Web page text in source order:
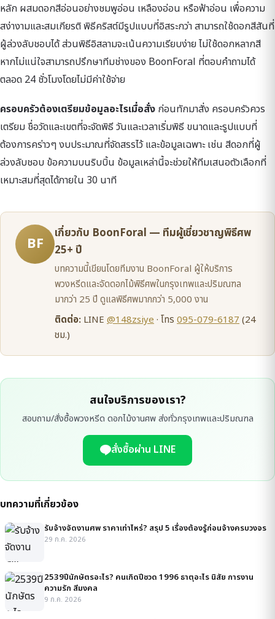
หลัก ผสมดอกสีอ่อนอย่างชมพูอ่อน เหลืองอ่อน หรือฟ้าอ่อน เพื่อความ
สง่างามและสมเกียรติ พิธีคริสต์มีรูปแบบที่อิสระกว่า สามารถใช้ดอกสีสันที่
ผู้ล่วงลับชอบได้ ส่วนพิธีอิสลามจะเน้นความเรียบง่าย ไม่ใช้ดอกหลากสี
หากไม่แน่ใจสามารถปรึกษาทีมช่างของ BoonForal ที่ตอบคำถามได้
ตลอด 24 ชั่วโมงโดยไม่มีค่าใช้จ่าย
ครอบครัวต้องเตรียมข้อมูลอะไรเมื่อสั่ง ก่อนทักมาสั่ง ครอบครัวควร
เตรียม ชื่อวัดและเขตที่จะจัดพิธี วันและเวลาเริ่มพิธี ขนาดและรูปแบบที่
ต้องการคร่าวๆ งบประมาณที่จัดสรรไว้ และข้อมูลเฉพาะ เช่น สีดอกที่ผู้
ล่วงลับชอบ ข้อความบนริบบิ้น ข้อมูลเหล่านี้จะช่วยให้ทีมเสนอตัวเลือกที่
เหมาะสมที่สุดได้ภายใน 30 นาที
BF
เกี่ยวกับ BoonForal — ทีมผู้เชี่ยวชาญพิธีศพ
25+ ปี
บทความนี้เขียนโดยทีมงาน BoonForal ผู้ให้บริการ
พวงหรีดและจัดดอกไม้พิธีศพในกรุงเทพและปริมณฑล
มากว่า 25 ปี ดูแลพิธีศพมากกว่า 5,000 งาน
ติดต่อ: LINE @148zsiye· โทร 095-079-6187(24
ชม.)
สนใจบริการของเรา?
สอบถาม/สั่งซื้อพวงหรีด ดอกไม้งานศพ ส่งทั่วกรุงเทพและปริมณฑล
สั่งซื้อผ่าน LINE
บทความที่เกี่ยวข้อง
รับจ้างจัดงานศพ ราคาเท่าไหร่? สรุป 5 เรื่องต้องรู้ก่อนจ้างครบวงจร
29 ก.ค. 2026
2539ปีนักษัตรอะไร? คนเกิดปีชวด 1996 ธาตุอะไร นิสัย การงาน
ความรัก สีมงคล
9 ก.ค. 2026